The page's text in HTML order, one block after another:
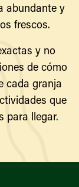
abundante y
frescos.
y no
de cómo
cada granja
que
para llegar.